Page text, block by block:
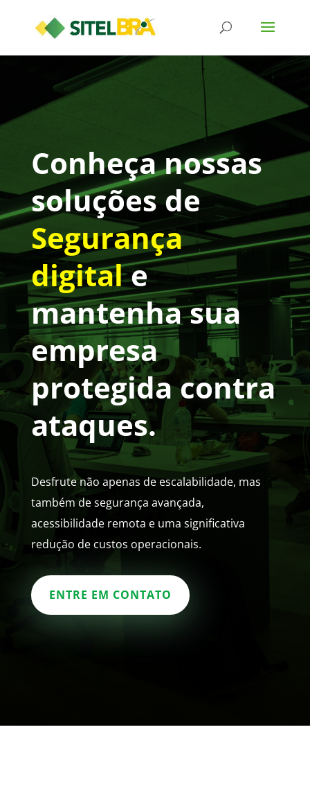
Conheça nossas
soluções de
Segurança
digitale
mantenha sua
empresa
protegida contra
ataques.
Desfrute não apenas de escalabilidade, mas
também de segurança avançada,
acessibilidade remota e uma significativa
redução de custos operacionais.
ENTRE EM CONTATO